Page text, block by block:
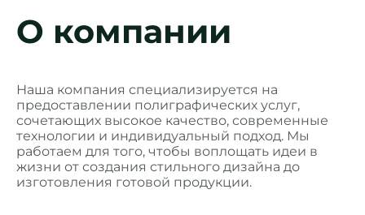
О компании
Наша компания специализируется на
предоставлении полиграфических услуг,
сочетающих высокое качество, современные
технологии и индивидуальный подход. Мы
работаем для того, чтобы воплощать идеи в
жизни от создания стильного дизайна до
изготовления готовой продукции.